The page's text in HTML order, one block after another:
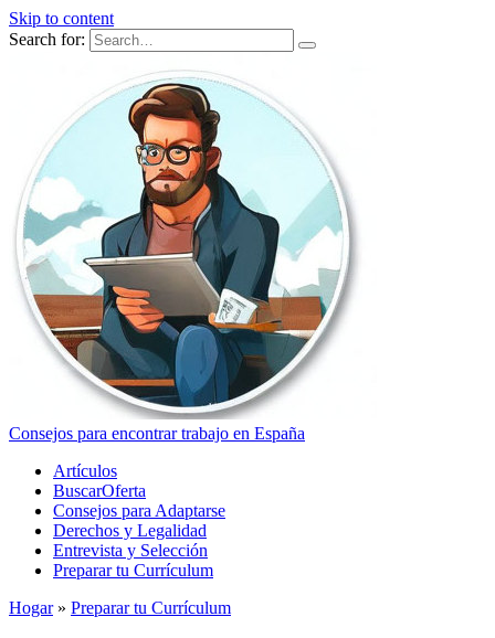
Skip to content
Search for:
Consejos para encontrar trabajo en España
Artículos
BuscarOferta
Consejos para Adaptarse
Derechos y Legalidad
Entrevista y Selección
Preparar tu Currículum
Hogar» Preparar tu Currículum